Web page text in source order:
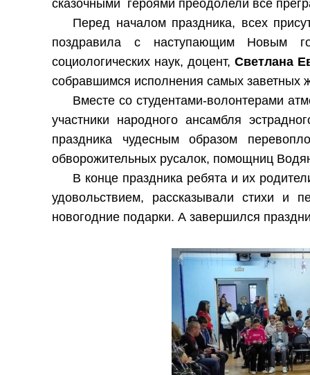
сказочными героями преодолели все
Перед началом праздника, всех
поздравила с наступающим Новым
социологических наук, доцент, Светлана
собравшимся исполнения самых заветных
Вместе со студентами-волонтерами
участники народного ансамбля
праздника чудесным образом
обворожительных русалок, помощниц
В конце праздника ребята и их
удовольствием, рассказывали стихи и
новогодние подарки. А завершился